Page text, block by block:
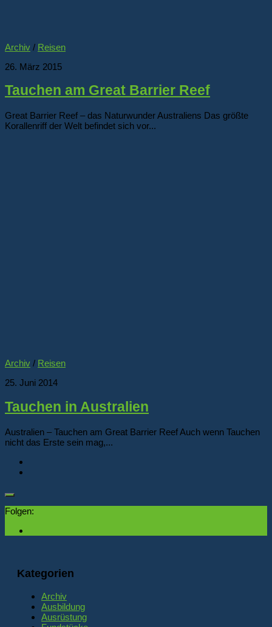
Archiv / Reisen
26. März 2015
Tauchen am Great Barrier Reef
Great Barrier Reef – das Naturwunder Australiens Das größte
Korallenriff der Welt befindet sich vor...
Archiv / Reisen
25. Juni 2014
Tauchen in Australien
Australien – Tauchen am Great Barrier Reef Auch wenn Tauchen
nicht das Erste sein mag,...
Folgen:
Kategorien
Archiv
Ausbildung
Ausrüstung